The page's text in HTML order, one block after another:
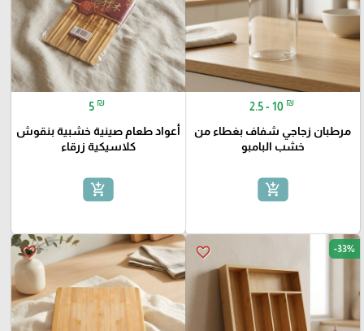
2.5 - 10 ₪
مرطبان زجاجي شفاف بغطاء من
خشب البامبو
add_shopping_cart
5 ₪
أعواد طعام صينية خشبية بنقوش
كلاسيكية زرقاء
add_shopping_cart
favorite_border -33%
favorite_border